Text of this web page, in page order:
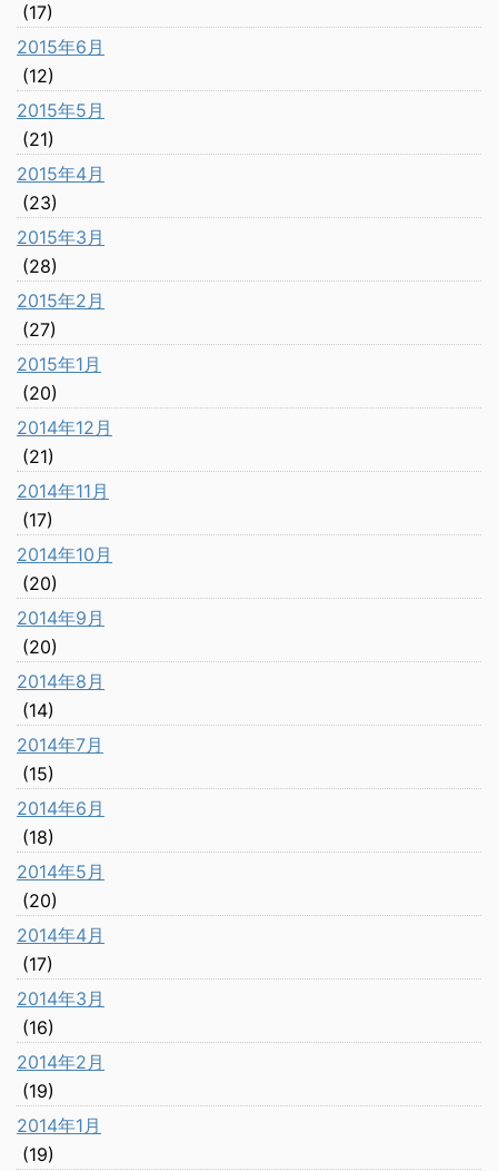
(17)
2015年6月
(12)
2015年5月
(21)
2015年4月
(23)
2015年3月
(28)
2015年2月
(27)
2015年1月
(20)
2014年12月
(21)
2014年11月
(17)
2014年10月
(20)
2014年9月
(20)
2014年8月
(14)
2014年7月
(15)
2014年6月
(18)
2014年5月
(20)
2014年4月
(17)
2014年3月
(16)
2014年2月
(19)
2014年1月
(19)